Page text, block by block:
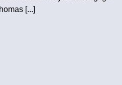
[...]